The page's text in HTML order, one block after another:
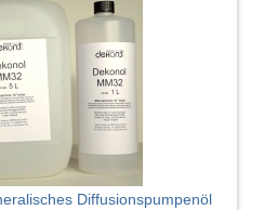
Diffusionspumpenöl